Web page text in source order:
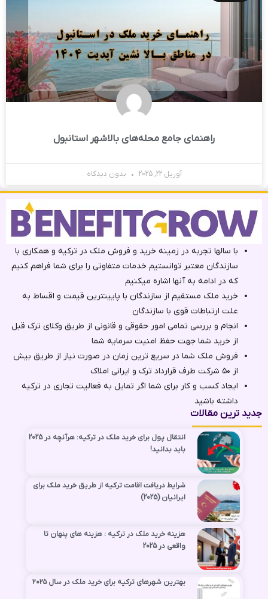
راهنمای جامع محله‌های بالاشهر استانبول
آوریل 22, 2025 بدون دیدگاه
با سالها تجربه در زمینه خرید و فروش ملک در ترکیه و همکاری با
سازندگان معتبر توانستیم خدمات متفاوتی را برای شما فراهم کنیم
که در ادامه به آنها اشاره میکنیم
خرید ملک مستقیم از سازندگان با پایینترین قیمت و اقساط به
علت ارتباطات قوی با سازندگان
انجام و بررسی تمامی امور حقوقی و قانونی از طریق وکلای ترک ‌قبل
از خرید شما جهت حفظ امنیت سرمایه شما
فروش ملک شما در سریع ترین زمان در صورت نیاز از طریق بیش
از ۵۰ شرکت طرف قرارداد ترک و ایرانی املاک
ایجاد کسب و کار برای شما اگر تمایل به فعالیت تجاری در ترکیه
داشته باشید
جدید ترین مقالات
انتقال پول برای خرید ملک در ترکیه: هرآنچه در 2025
باید بدانید!
شرایط دریافت اقامت ترکیه از طریق خرید ملک برای
ایرانیان (2025)
هزینه‌ خرید ملک در ترکیه : هزینه های پنهان تا
واقعی در 2025
بهترین شهرهای ترکیه برای خرید ملک در سال ۲۰۲۵